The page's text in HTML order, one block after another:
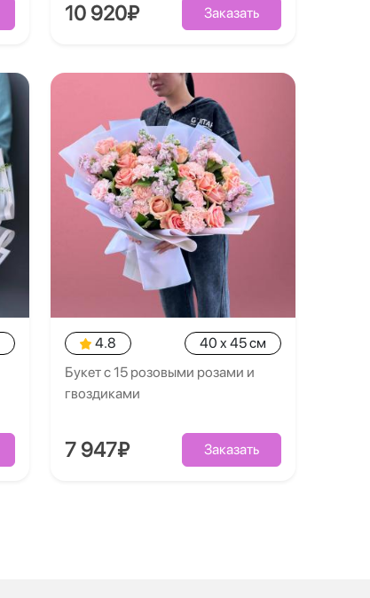
10 920₽ Заказать
4.8
40 x 45 см
Букет с 15 розовыми розами и
гвоздиками
7 947₽ Заказать